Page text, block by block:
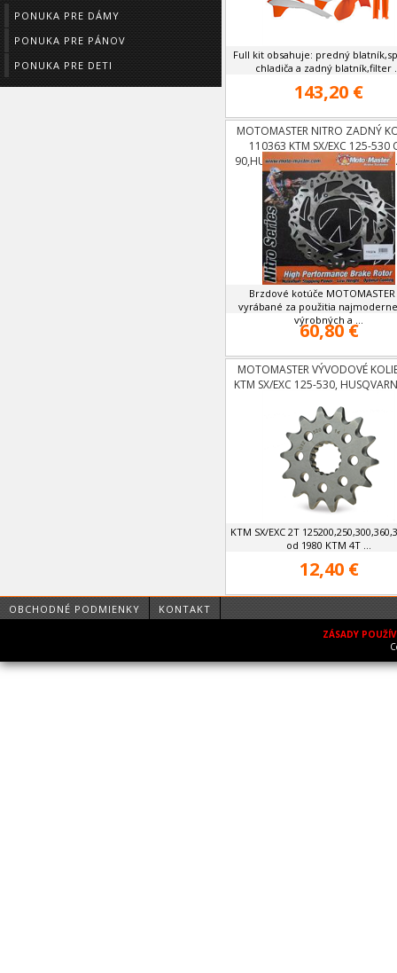
PONUKA PRE DÁMY
PONUKA PRE PÁNOV
PONUKA PRE DETI
Full kit obsahuje: predný
chladiča a zadný blatník,filter
143,20 €
MOTOMASTER NITRO ZADNÝ
110363 KTM SX/EXC 125-530
90,HUSABERG 00-
14
Brzdové kotúče
vyrábané za použitia
výrobných a ...
60,80 €
MOTOMASTER VÝVODOVÉ
KTM SX/EXC 125-530,
KTM SX/EXC 2T
od 1980 KTM 4T ...
12,40 €
OBCHODNÉ PODMIENKY KONTAKT
ZÁSADY